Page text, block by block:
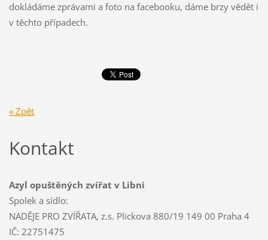
dokládáme zprávami a foto na facebooku, dáme brzy vědět i
v těchto případech.
« Zpět
Kontakt
Azyl opuštěných zvířat v Libni
Spolek a sídlo:
NADĚJE PRO ZVÍŘATA, z.s. Plickova 880/19 149 00 Praha 4
IČ: 22751475